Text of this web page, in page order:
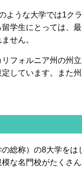
ような大学では1ク
学生にとっては、
せん。
フォルニア州の州
しています。また
総称）の8大学をは
な名門校がたくさん